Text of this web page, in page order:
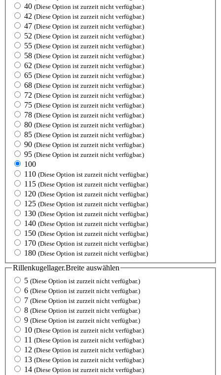
40 (Diese Option ist zurzeit nicht verfügbar.)
42 (Diese Option ist zurzeit nicht verfügbar.)
47 (Diese Option ist zurzeit nicht verfügbar.)
52 (Diese Option ist zurzeit nicht verfügbar.)
55 (Diese Option ist zurzeit nicht verfügbar.)
58 (Diese Option ist zurzeit nicht verfügbar.)
62 (Diese Option ist zurzeit nicht verfügbar.)
65 (Diese Option ist zurzeit nicht verfügbar.)
68 (Diese Option ist zurzeit nicht verfügbar.)
72 (Diese Option ist zurzeit nicht verfügbar.)
75 (Diese Option ist zurzeit nicht verfügbar.)
78 (Diese Option ist zurzeit nicht verfügbar.)
80 (Diese Option ist zurzeit nicht verfügbar.)
85 (Diese Option ist zurzeit nicht verfügbar.)
90 (Diese Option ist zurzeit nicht verfügbar.)
95 (Diese Option ist zurzeit nicht verfügbar.)
100
110 (Diese Option ist zurzeit nicht verfügbar.)
115 (Diese Option ist zurzeit nicht verfügbar.)
120 (Diese Option ist zurzeit nicht verfügbar.)
125 (Diese Option ist zurzeit nicht verfügbar.)
130 (Diese Option ist zurzeit nicht verfügbar.)
140 (Diese Option ist zurzeit nicht verfügbar.)
150 (Diese Option ist zurzeit nicht verfügbar.)
170 (Diese Option ist zurzeit nicht verfügbar.)
180 (Diese Option ist zurzeit nicht verfügbar.)
Rillenkugellager.Breite auswählen
5 (Diese Option ist zurzeit nicht verfügbar.)
6 (Diese Option ist zurzeit nicht verfügbar.)
7 (Diese Option ist zurzeit nicht verfügbar.)
8 (Diese Option ist zurzeit nicht verfügbar.)
9 (Diese Option ist zurzeit nicht verfügbar.)
10 (Diese Option ist zurzeit nicht verfügbar.)
11 (Diese Option ist zurzeit nicht verfügbar.)
12 (Diese Option ist zurzeit nicht verfügbar.)
13 (Diese Option ist zurzeit nicht verfügbar.)
14 (Diese Option ist zurzeit nicht verfügbar.)